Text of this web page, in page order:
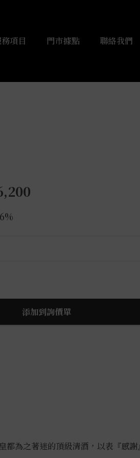
項目 門市據點 聯絡我們
添加到詢價單
都為之著迷的頂級清酒，以表『感